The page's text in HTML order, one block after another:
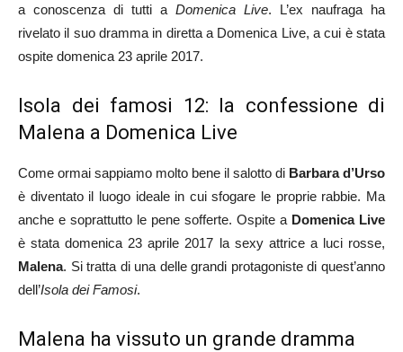
a conoscenza di tutti a Domenica Live. L’ex naufraga ha
rivelato il suo dramma in diretta a Domenica Live, a cui è stata
ospite domenica 23 aprile 2017.
Isola dei famosi 12: la confessione di
Malena a Domenica Live
Come ormai sappiamo molto bene il salotto di Barbara d’Urso
è diventato il luogo ideale in cui sfogare le proprie rabbie. Ma
anche e soprattutto le pene sofferte. Ospite a Domenica Live
è stata domenica 23 aprile 2017 la sexy attrice a luci rosse,
Malena. Si tratta di una delle grandi protagoniste di quest’anno
dell’Isola dei Famosi.
Malena ha vissuto un grande dramma